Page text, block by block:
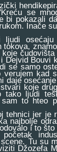
se
pokazali da
Inače
osećaju
Dejvid Bouvi
se samo
kad
daje
koje
tako ljudi
to hteo
jer je
najbolje
i to
Tu su
Džozefa